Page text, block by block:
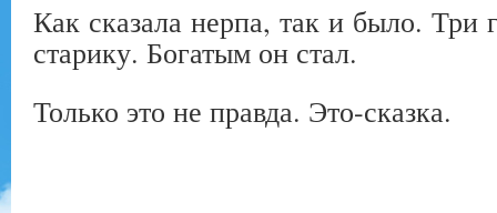
Как сказала нерпа, так и было.
старику. Богатым он стал.
Только это не правда. Это-сказка.